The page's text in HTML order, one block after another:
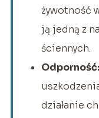
żywotność
ją jedną z
ściennych.
Odporność:
działanie